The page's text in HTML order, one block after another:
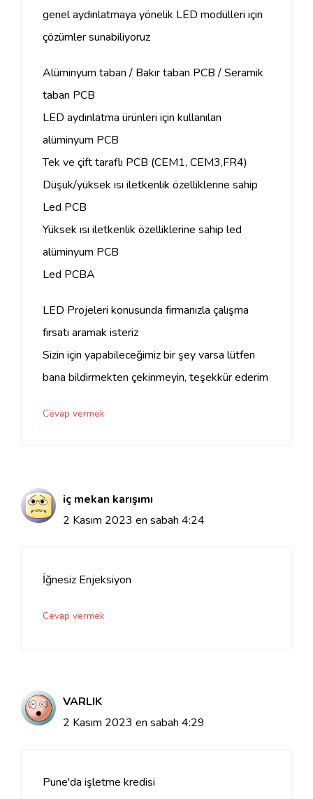
genel aydınlatmaya yönelik LED modülleri için
çözümler sunabiliyoruz
Alüminyum taban / Bakır taban PCB / Seramik
taban PCB
LED aydınlatma ürünleri için kullanılan
alüminyum PCB
Tek ve çift taraflı PCB (CEM1, CEM3,FR4)
Düşük/yüksek ısı iletkenlik özelliklerine sahip
Led PCB
Yüksek ısı iletkenlik özelliklerine sahip led
alüminyum PCB
Led PCBA
LED Projeleri konusunda firmanızla çalışma
fırsatı aramak isteriz
Sizin için yapabileceğimiz bir şey varsa lütfen
bana bildirmekten çekinmeyin, teşekkür ederim
Cevap vermek
iç mekan karışımı
2 Kasım 2023 en sabah 4:24
İğnesiz Enjeksiyon
Cevap vermek
VARLIK
2 Kasım 2023 en sabah 4:29
Pune'da işletme kredisi